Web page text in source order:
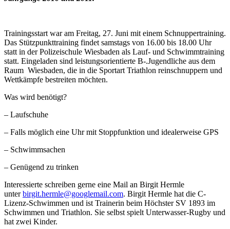
Trainingsstart war am Freitag, 27. Juni mit einem Schnuppertraining.
Das Stützpunkttraining findet samstags von 16.00 bis 18.00 Uhr
statt in der Polizeischule Wiesbaden als Lauf- und Schwimmtraining
statt. Eingeladen sind leistungsorientierte B-.Jugendliche aus dem
Raum Wiesbaden, die in die Sportart Triathlon reinschnuppern und
Wettkämpfe bestreiten möchten.
Was wird benötigt?
– Laufschuhe
– Falls möglich eine Uhr mit Stoppfunktion und idealerweise GPS
– Schwimmsachen
– Genügend zu trinken
Interessierte schreiben gerne eine Mail an Birgit Hermle
unterbirgit.hermle@googlemail.com. Birgit Hermle hat die C-
Lizenz-Schwimmen und ist Trainerin beim Höchster SV 1893 im
Schwimmen und Triathlon. Sie selbst spielt Unterwasser-Rugby und
hat zwei Kinder.